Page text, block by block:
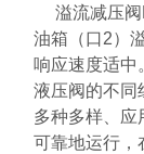
溢流减压
油箱（口2）
响应速度适中
液压阀的不同
多种多样、应
可靠地运行，